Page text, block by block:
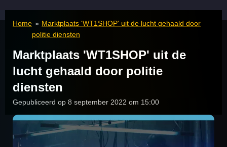
Home » Marktplaats 'WT1SHOP' uit de lucht gehaald door
politie diensten
Marktplaats 'WT1SHOP' uit de
lucht gehaald door politie
diensten
Gepubliceerd op 8 september 2022 om 15:00